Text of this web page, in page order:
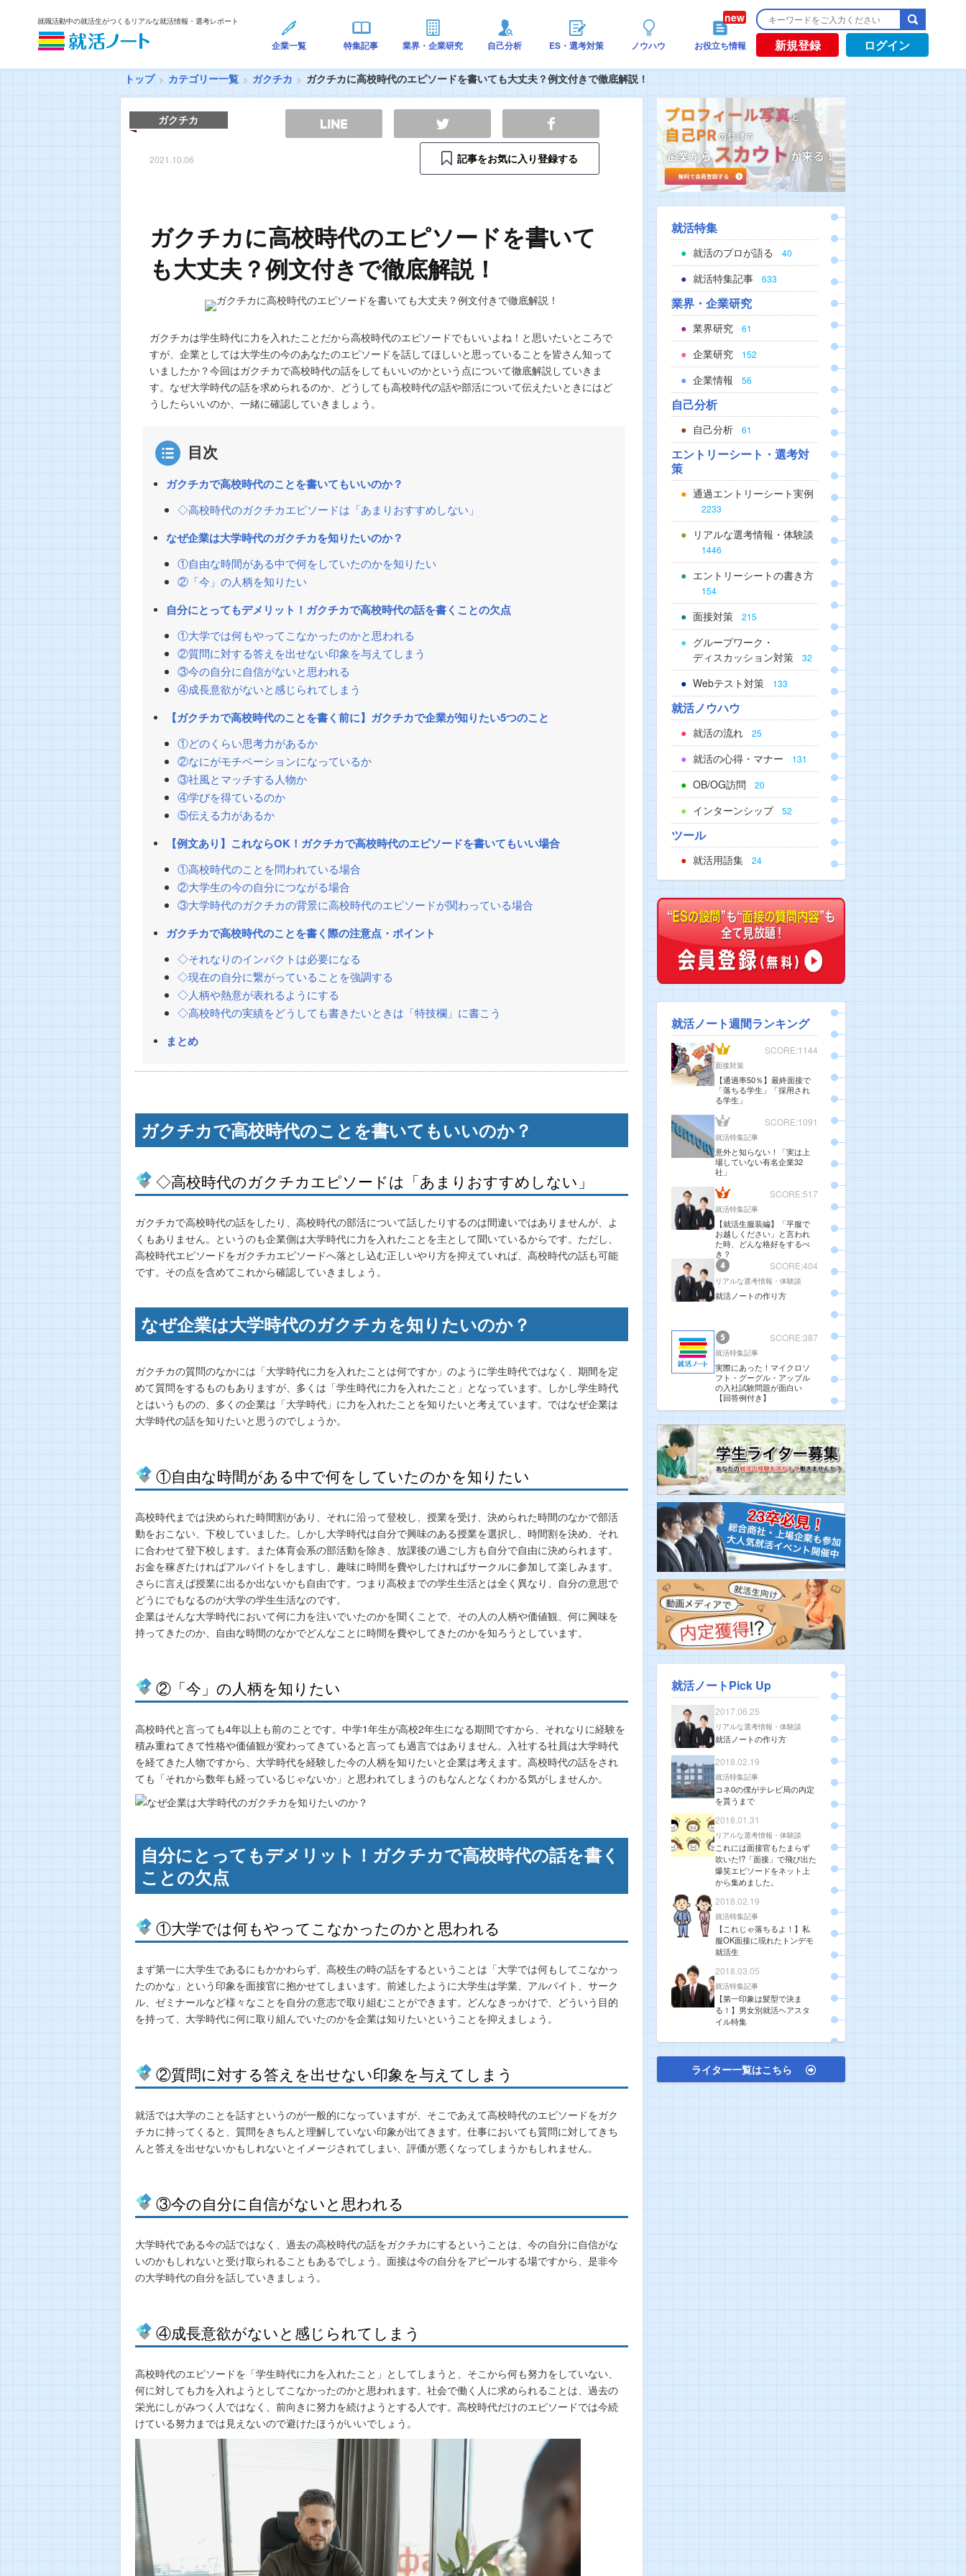
就職活動中の就活生がつくるリアルな就活情報・選考レポート
企業一覧 特集記事 業界・企業研究 自己分析 ES・選考対策 ノウハウ お役立ち情報 新規登録 ログイン
トップ カテゴリー一覧 ガクチカ ガクチカに高校時代のエピソードを書いても大丈夫？例文付きで徹底解説！
ガクチカ
2021.10.06 記事をお気に入り登録する
ガクチカに高校時代のエピソードを書いて
も大丈夫？例文付きで徹底解説！
ガクチカは学生時代に力を入れたことだから高校時代のエピソードでもいいよね！と思いたいところで
すが、企業としては大学生の今のあなたのエピソードを話してほしいと思っていることを皆さん知って
いましたか？今回はガクチカで高校時代の話をしてもいいのかという点について徹底解説していきま
す。なぜ大学時代の話を求められるのか、どうしても高校時代の話や部活について伝えたいときにはど
うしたらいいのか、一緒に確認していきましょう。
目次
ガクチカで高校時代のことを書いてもいいのか？
◇高校時代のガクチカエピソードは「あまりおすすめしない」
なぜ企業は大学時代のガクチカを知りたいのか？
①自由な時間がある中で何をしていたのかを知りたい
②「今」の人柄を知りたい
自分にとってもデメリット！ガクチカで高校時代の話を書くことの欠点
①大学では何もやってこなかったのかと思われる
②質問に対する答えを出せない印象を与えてしまう
③今の自分に自信がないと思われる
④成長意欲がないと感じられてしまう
【ガクチカで高校時代のことを書く前に】ガクチカで企業が知りたい5つのこと
①どのくらい思考力があるか
②なにがモチベーションになっているか
③社風とマッチする人物か
④学びを得ているのか
⑤伝える力があるか
【例文あり】これならOK！ガクチカで高校時代のエピソードを書いてもいい場合
①高校時代のことを問われている場合
②大学生の今の自分につながる場合
③大学時代のガクチカの背景に高校時代のエピソードが関わっている場合
ガクチカで高校時代のことを書く際の注意点・ポイント
◇それなりのインパクトは必要になる
◇現在の自分に繋がっていることを強調する
◇人柄や熱意が表れるようにする
◇高校時代の実績をどうしても書きたいときは「特技欄」に書こう
まとめ
ガクチカで高校時代のことを書いてもいいのか？
◇高校時代のガクチカエピソードは「あまりおすすめしない」
ガクチカで高校時代の話をしたり、高校時代の部活について話したりするのは間違いではありませんが、よ
くもありません。というのも企業側は大学時代に力を入れたことを主として聞いているからです。ただし、
高校時代エピソードをガクチカエピソードへ落とし込む正しいやり方を抑えていれば、高校時代の話も可能
です。その点を含めてこれから確認していきましょう。
なぜ企業は大学時代のガクチカを知りたいのか？
ガクチカの質問のなかには「大学時代に力を入れたことは何ですか」のように学生時代ではなく、期間を定
めて質問をするものもありますが、多くは「学生時代に力を入れたこと」となっています。しかし学生時代
とはいうものの、多くの企業は「大学時代」に力を入れたことを知りたいと考えています。ではなぜ企業は
大学時代の話を知りたいと思うのでしょうか。
①自由な時間がある中で何をしていたのかを知りたい
高校時代までは決められた時間割があり、それに沿って登校し、授業を受け、決められた時間のなかで部活
動をおこない、下校していました。しかし大学時代は自分で興味のある授業を選択し、時間割を決め、それ
に合わせて登下校します。また体育会系の部活動を除き、放課後の過ごし方も自分で自由に決められます。
お金を稼ぎたければアルバイトをしますし、趣味に時間を費やしたければサークルに参加して楽しみます。
さらに言えば授業に出るか出ないかも自由です。つまり高校までの学生生活とは全く異なり、自分の意思で
どうにでもなるのが大学の学生生活なのです。
企業はそんな大学時代において何に力を注いでいたのかを聞くことで、その人の人柄や価値観、何に興味を
持ってきたのか、自由な時間のなかでどんなことに時間を費やしてきたのかを知ろうとしています。
②「今」の人柄を知りたい
高校時代と言っても4年以上も前のことです。中学1年生が高校2年生になる期間ですから、それなりに経験を
積み重ねてきて性格や価値観が変わってきていると言っても過言ではありません。入社する社員は大学時代
を経てきた人物ですから、大学時代を経験した今の人柄を知りたいと企業は考えます。高校時代の話をされ
ても「それから数年も経っているじゃないか」と思われてしまうのもなんとなくわかる気がしませんか。
自分にとってもデメリット！ガクチカで高校時代の話を書く
ことの欠点
①大学では何もやってこなかったのかと思われる
まず第一に大学生であるにもかかわらず、高校生の時の話をするということは「大学では何もしてこなかっ
たのかな」という印象を面接官に抱かせてしまいます。前述したように大学生は学業、アルバイト、サーク
ル、ゼミナールなど様々なことを自分の意志で取り組むことができます。どんなきっかけで、どういう目的
を持って、大学時代に何に取り組んでいたのかを企業は知りたいということを抑えましょう。
②質問に対する答えを出せない印象を与えてしまう
就活では大学のことを話すというのが一般的になっていますが、そこであえて高校時代のエピソードをガク
チカに持ってくると、質問をきちんと理解していない印象が出てきます。仕事においても質問に対してきち
んと答えを出せないかもしれないとイメージされてしまい、評価が悪くなってしまうかもしれません。
③今の自分に自信がないと思われる
大学時代である今の話ではなく、過去の高校時代の話をガクチカにするということは、今の自分に自信がな
いのかもしれないと受け取られることもあるでしょう。面接は今の自分をアピールする場ですから、是非今
の大学時代の自分を話していきましょう。
④成長意欲がないと感じられてしまう
高校時代のエピソードを「学生時代に力を入れたこと」としてしまうと、そこから何も努力をしていない、
何に対しても力を入れようとしてこなかったのかと思われます。社会で働く人に求められることは、過去の
栄光にしがみつく人ではなく、前向きに努力を続けようとする人です。高校時代だけのエピソードでは今続
けている努力までは見えないので避けたほうがいいでしょう。
就活特集
就活のプロが語る 40
就活特集記事 633
業界・企業研究
業界研究 61
企業研究 152
企業情報 56
自己分析
自己分析 61
エントリーシート・選考対
策
通過エントリーシート実例
2233
リアルな選考情報・体験談
1446
エントリーシートの書き方
154
面接対策 215
グループワーク・
ディスカッション対策
32
Webテスト対策 133
就活ノウハウ
就活の流れ 25
就活の心得・マナー 131
OB/OG訪問 20
インターンシップ 52
ツール
就活用語集 24
就活ノート週間ランキング
SCORE:1144
面接対策
【通過率50％】最終面接で
「落ちる学生」「採用され
る学生」
SCORE:1091
就活特集記事
意外と知らない！「実は上
場していない有名企業32
社」
SCORE:517
就活特集記事
【就活生服装編】「平服で
お越しください」と言われ
た時、どんな格好をするべ
き？
SCORE:404
リアルな選考情報・体験談
就活ノートの作り方
SCORE:387
就活特集記事
実際にあった！マイクロソ
フト・グーグル・アップル
の入社試験問題が面白い
【回答例付き】
就活ノートPick Up
2017.06.25
リアルな選考情報・体験談
就活ノートの作り方
2018.02.19
就活特集記事
コネ0の僕がテレビ局の内定
を貰うまで
2018.01.31
リアルな選考情報・体験談
これには面接官もたまらず
吹いた!?「面接」で飛び出た
爆笑エピソードをネット上
から集めました。
2018.02.19
就活特集記事
【これじゃ落ちるよ！】私
服OK面接に現れたトンデモ
就活生
2018.03.05
就活特集記事
【第一印象は髪型で決ま
る！】男女別就活ヘアスタ
イル特集
ライター一覧はこちら